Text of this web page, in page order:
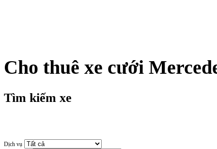
Cho thuê xe cưới
Tìm kiếm xe
Dịch vụ